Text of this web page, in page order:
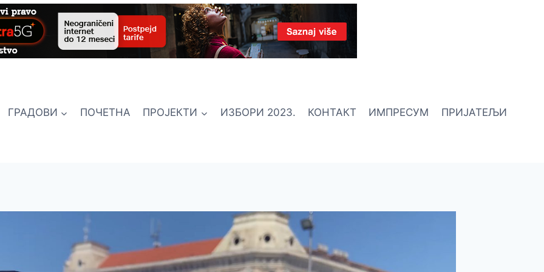
ГРАДОВИ ПОЧЕТНА ПРОЈЕКТИ ИЗБОРИ 2023. КОНТАКТ ИМПРЕСУМ ПРИЈАТЕЉИ